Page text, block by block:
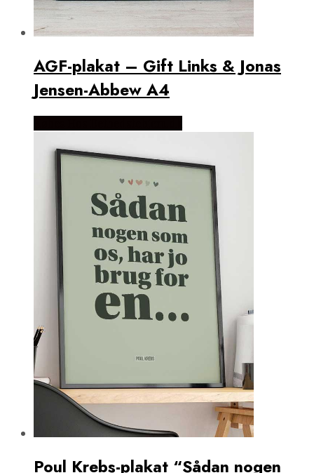
AGF-plakat – Gift Links & Jonas
Jensen-Abbew A4
Poul Krebs-plakat “Sådan nogen